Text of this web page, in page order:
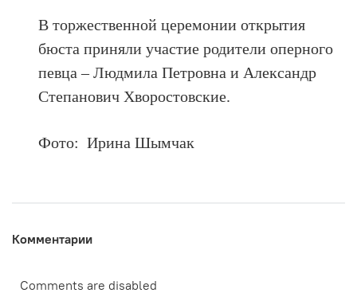
В торжественной церемонии открытия
бюста приняли участие родители оперного
певца – Людмила Петровна и Александр
Степанович Хворостовские.
Фото: Ирина Шымчак
Комментарии
Comments are disabled